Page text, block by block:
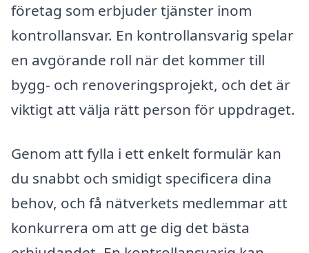
företag som erbjuder tjänster inom
kontrollansvar. En kontrollansvarig spelar
en avgörande roll när det kommer till
bygg- och renoveringsprojekt, och det är
viktigt att välja rätt person för uppdraget.
Genom att fylla i ett enkelt formulär kan
du snabbt och smidigt specificera dina
behov, och få nätverkets medlemmar att
konkurrera om att ge dig det bästa